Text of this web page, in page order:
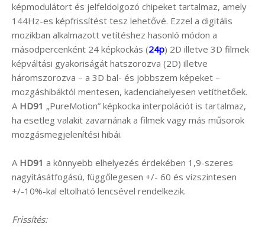
képmodulátort és jelfeldolgozó chipeket tartalmaz, amely
144Hz-es képfrissítést tesz lehetővé. Ezzel a digitális
mozikban alkalmazott vetítéshez hasonló módon a
másodpercenként 24 képkockás (24p) 2D illetve 3D filmek
képváltási gyakoriságát hatszorozva (2D) illetve
háromszorozva – a 3D bal- és jobbszem képeket –
mozgáshibáktól mentesen, kadenciahelyesen vetíthetőek.
A HD91 „PureMotion” képkocka interpolációt is tartalmaz,
ha esetleg valakit zavarnának a filmek vagy más műsorok
mozgásmegjelenítési hibái.
A HD91 a könnyebb elhelyezés érdekében 1,9-szeres
nagyításátfogású, függőlegesen +/- 60 és vízszintesen
+/-10%-kal eltolható lencsével rendelkezik.
Frissítés: